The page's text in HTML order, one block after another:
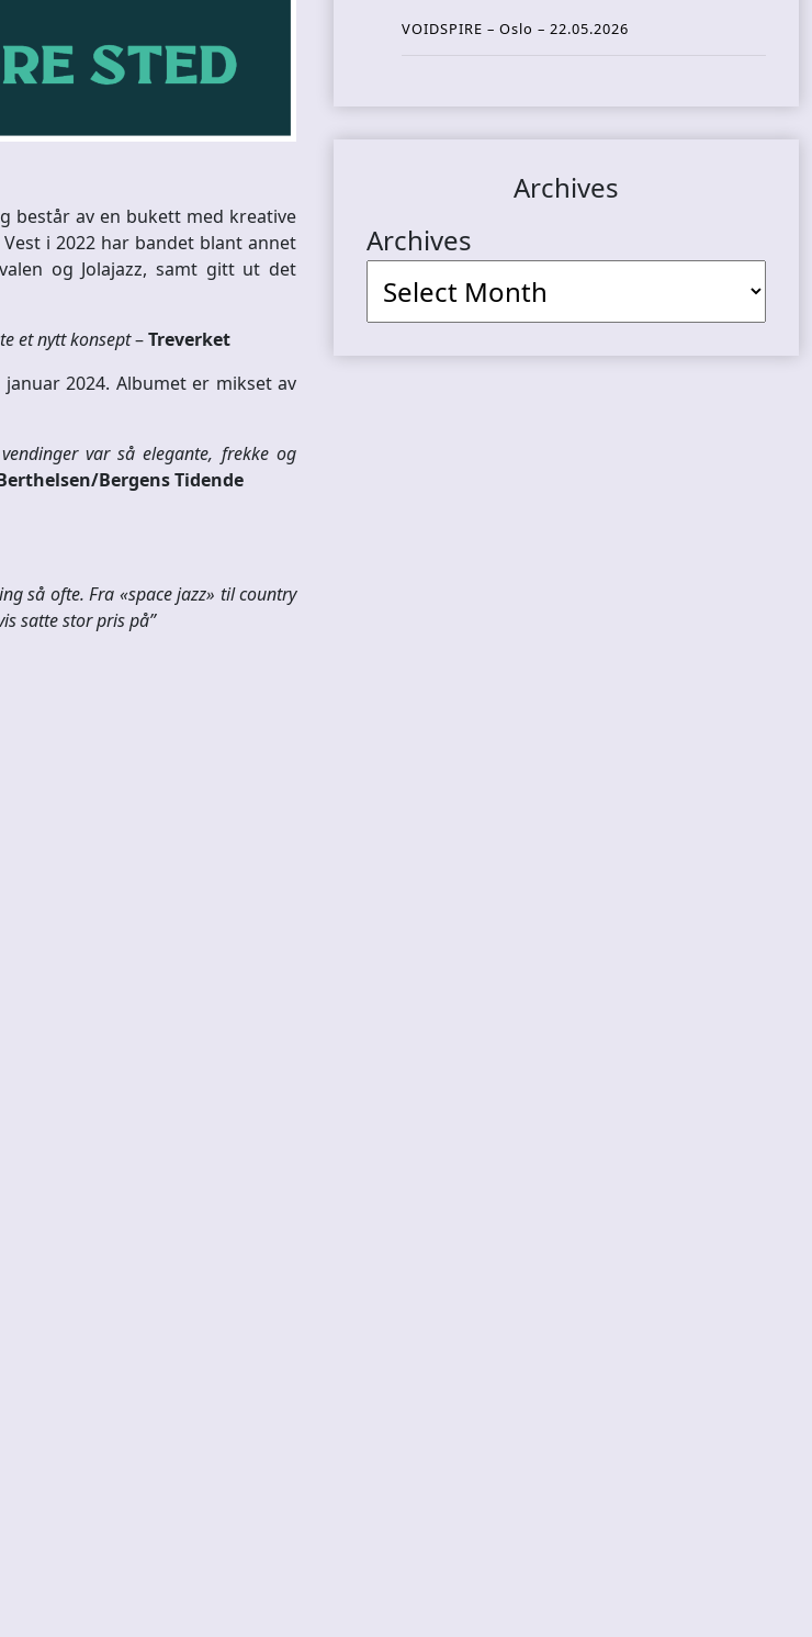
består av en bukett med kreative
i 2022 har bandet blant annet
og Jolajazz, samt gitt ut det
et nytt konsept–Treverket
2024. Albumet er mikset av
var så elegante, frekke og
Bergens Tidende
så ofte. Fra «space jazz» til country
satte stor pris på”
VOIDSPIRE – Oslo – 22.05.2026
Archives
Archives